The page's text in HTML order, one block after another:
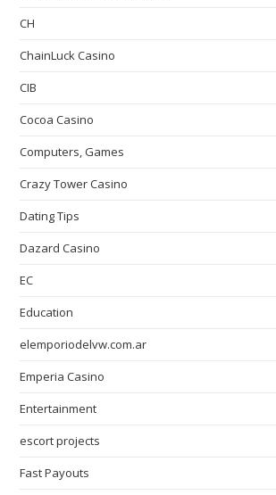
CH
ChainLuck Casino
CIB
Cocoa Casino
Computers, Games
Crazy Tower Сasino
Dating Tips
Dazard Casino
EC
Education
elemporiodelvw.com.ar
Emperia Casino
Entertainment
escort projects
Fast Payouts